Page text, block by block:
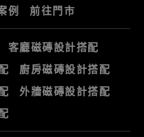
例 前往門市
客廳磁磚設計搭配
廚房磁磚設計搭配
外牆磁磚設計搭配